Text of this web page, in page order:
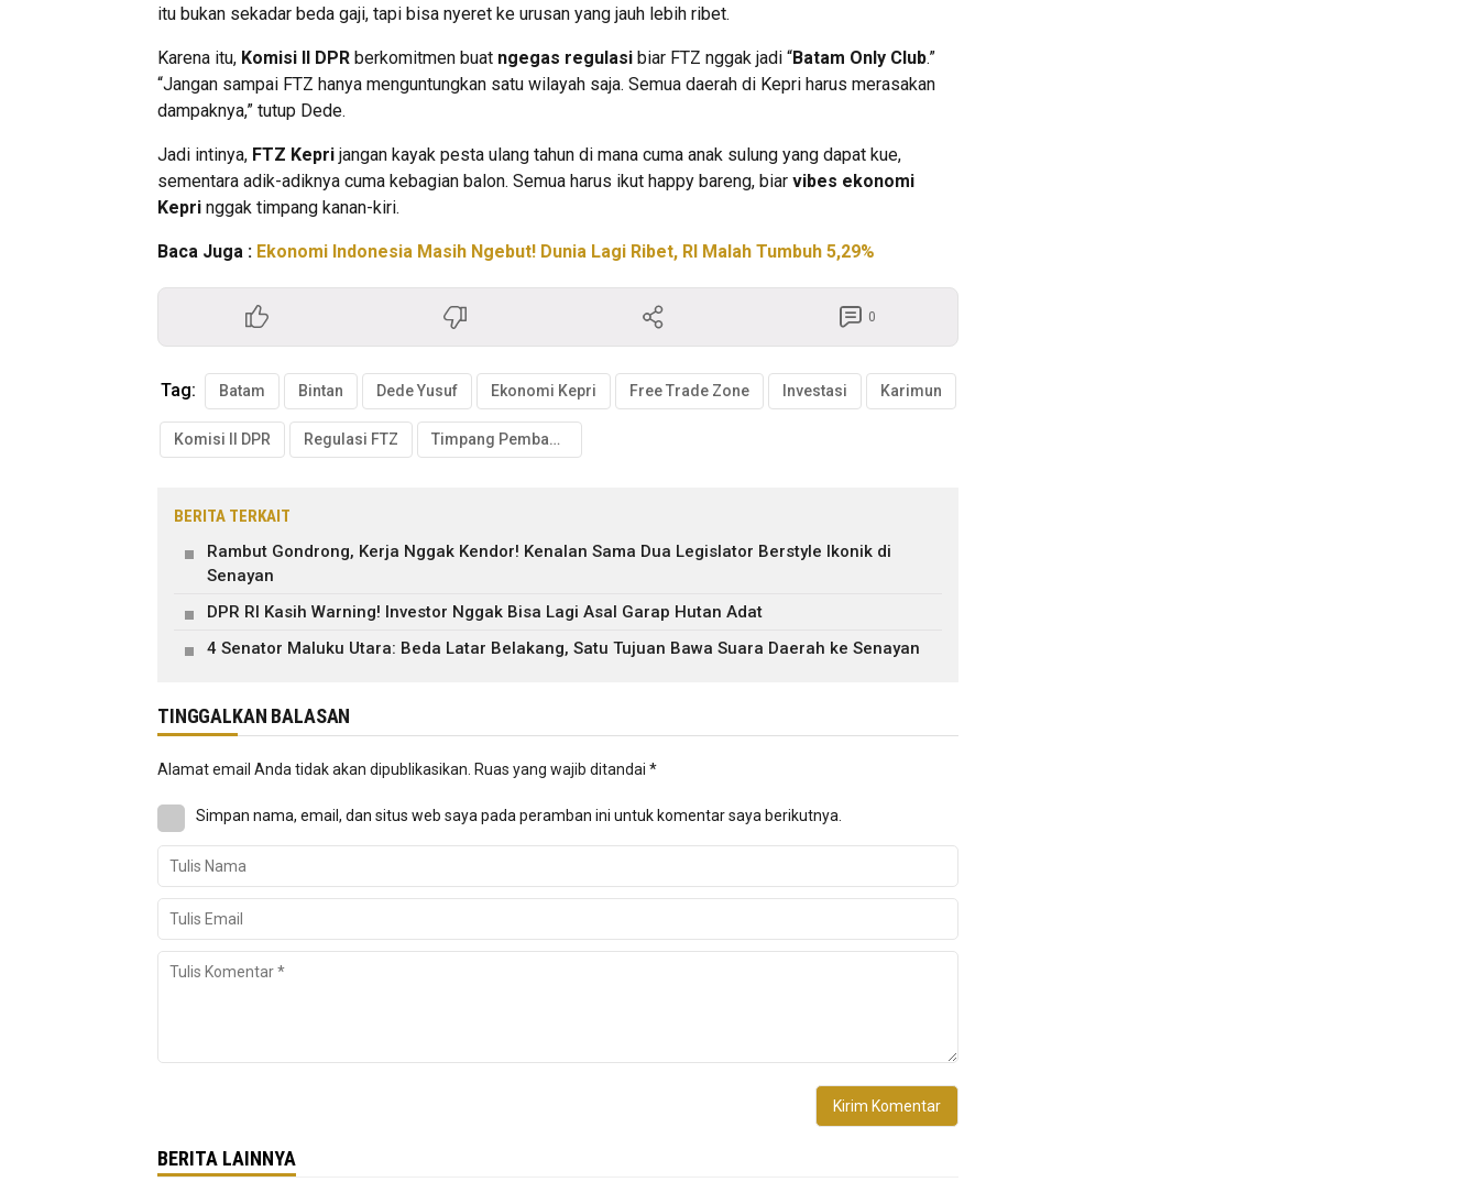
itu bukan sekadar beda gaji, tapi bisa nyeret ke urusan yang jauh lebih ribet.
Karena itu, Komisi II DPR berkomitmen buat ngegas regulasi biar FTZ nggak jadi “Batam Only Club.”
“Jangan sampai FTZ hanya menguntungkan satu wilayah saja. Semua daerah di Kepri harus merasakan
dampaknya,” tutup Dede.
Jadi intinya, FTZ Kepri jangan kayak pesta ulang tahun di mana cuma anak sulung yang dapat kue,
sementara adik-adiknya cuma kebagian balon. Semua harus ikut happy bareng, biar vibes ekonomi
Kepri nggak timpang kanan-kiri.
Baca Juga : Ekonomi Indonesia Masih Ngebut! Dunia Lagi Ribet, RI Malah Tumbuh 5,29%
0
Tag: Batam Bintan Dede Yusuf Ekonomi Kepri Free Trade Zone Investasi Karimun
Komisi II DPR Regulasi FTZ Timpang Pembangunan
BERITA TERKAIT
Rambut Gondrong, Kerja Nggak Kendor! Kenalan Sama Dua Legislator Berstyle Ikonik di
Senayan
DPR RI Kasih Warning! Investor Nggak Bisa Lagi Asal Garap Hutan Adat
4 Senator Maluku Utara: Beda Latar Belakang, Satu Tujuan Bawa Suara Daerah ke Senayan
TINGGALKAN BALASAN
Alamat email Anda tidak akan dipublikasikan. Ruas yang wajib ditandai *
Simpan nama, email, dan situs web saya pada peramban ini untuk komentar saya berikutnya.
BERITA LAINNYA